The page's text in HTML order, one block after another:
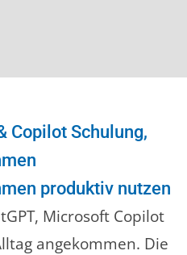
Copilot Schulung,
produktiv nutzen
Microsoft Copilot
angekommen. Die